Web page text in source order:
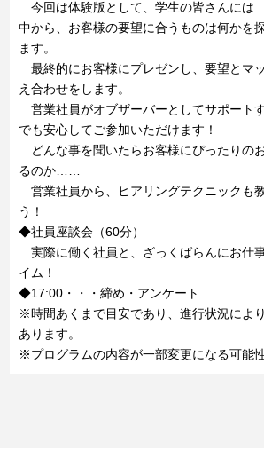
今回は体験版として、学生の皆さんには
中から、お客様の要望に合うものは何かを
ます。
最終的にお客様にプレゼンし、要望とマ
え合わせをします。
営業社員がオブザーバーとしてサポート
でも安心してご参加いただけます！
どんな事を聞いたらお客様にぴったりの
るのか……
営業社員から、ヒアリングテクニックも
う！
◆社員座談会（60分）
実際に働く社員と、ざっくばらんにお仕
イム！
◆17:00・・・締め・アンケート
※時間あくまで目安であり、進行状況によ
あります。
※プログラムの内容が一部変更になる可能